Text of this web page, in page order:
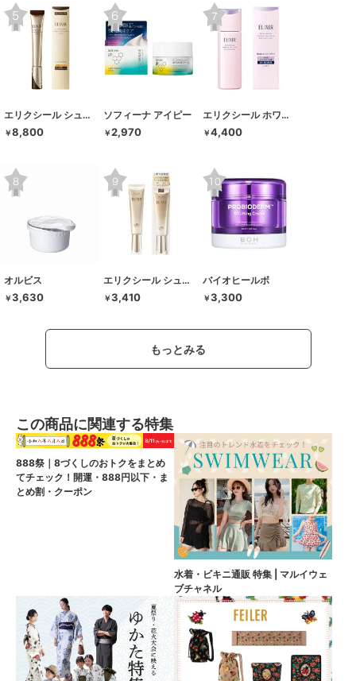
エリクシール シュペリエル
￥8,800
ソフィーナ アイピー
￥2,970
エリクシール ホワイト
￥4,400
オルビス
￥3,630
エリクシール シュペリエル
￥3,410
バイオヒールボ
￥3,300
もっとみる
この商品に関連する特集
888祭｜8づくしのおトクをまとめ
てチェック！開運・888円以下・ま
とめ割・クーポン
水着・ビキニ通販 特集 | マルイウェ
ブチャネル